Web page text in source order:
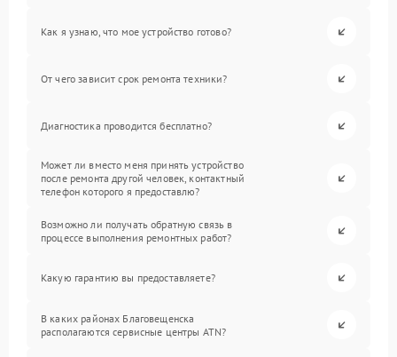
Как я узнаю, что мое устройство готово?
От чего зависит срок ремонта техники?
Диагностика проводится бесплатно?
Может ли вместо меня принять устройство
после ремонта другой человек, контактный
телефон которого я предоставлю?
Возможно ли получать обратную связь в
процессе выполнения ремонтных работ?
Какую гарантию вы предоставляете?
В каких районах Благовещенска
располагаются сервисные центры ATN?